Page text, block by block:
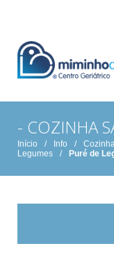
- COZINHA
Início / Info /
Legumes
/ Puré de